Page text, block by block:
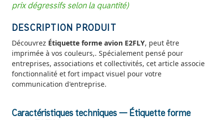
prix dégressifs selon la quantité)
DESCRIPTION PRODUIT
Découvrez Étiquette forme avion E2FLY, peut être
imprimée à vos couleurs,. Spécialement pensé pour
entreprises, associations et collectivités, cet article associe
fonctionnalité et fort impact visuel pour votre
communication d'entreprise.
Caractéristiques techniques — Étiquette forme